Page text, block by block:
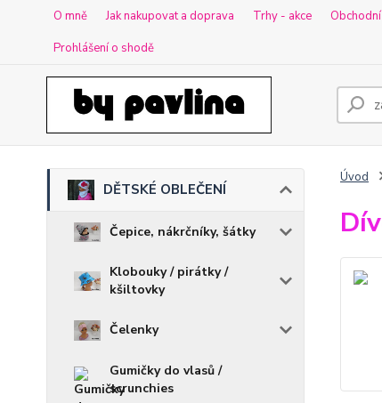
O mně Jak nakupovat a doprava Trhy - akce
Prohlášení o shodě
DĚTSKÉ OBLEČENÍ
Čepice, nákrčníky, šátky
Klobouky / pirátky /
kšiltovky
Čelenky
Gumičky do vlasů /
scrunchies
Úvod